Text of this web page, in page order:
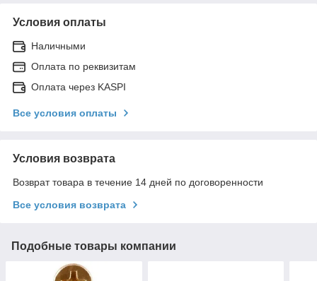
Условия оплаты
Наличными
Оплата по реквизитам
Оплата через KASPI
Все условия оплаты
Условия возврата
Возврат товара в течение 14 дней по договоренности
Все условия возврата
Подобные товары компании